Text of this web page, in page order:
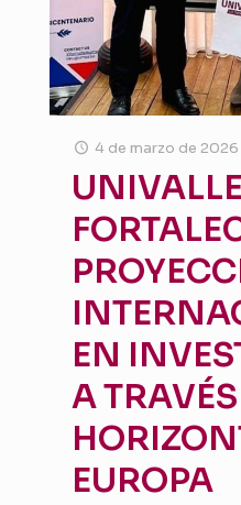
4 de marzo de 2026
UNIVALLE
EN
A
EUROPA